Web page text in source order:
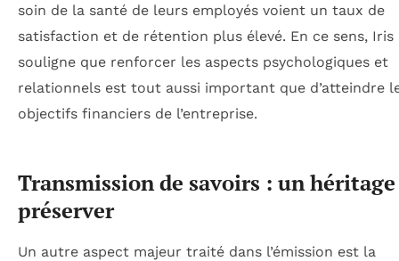
soin de la santé de leurs employés voient un taux de
satisfaction et de rétention plus élevé. En ce sens, Iris
souligne que renforcer les aspects psychologiques et
relationnels est tout aussi important que d’atteindre
objectifs financiers de l’entreprise.
Transmission de savoirs : un héritage
préserver
Un autre aspect majeur traité dans l’émission est la